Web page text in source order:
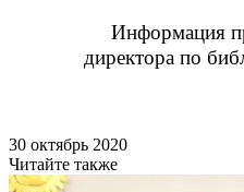
Информация
директора по
30 октябрь 2020
Читайте также